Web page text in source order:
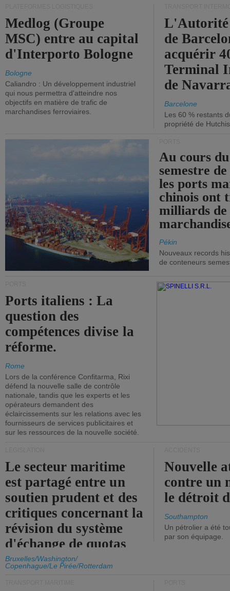
Medlog (Groupe
MSC) entre au capital
d'Interporto Bologne
Bologne
Caliandro : Un développement industriel
qui nous permettra d'atteindre nos
objectifs en matière de trafic de
marchandises ferroviaires.
de
acquérir
Terminal
de
Barcelone
Les 60 % restants
propriété de
Au cours
semestre
les ports
chinois ont
milliards de
Pékin
Nouveaux records
de conteneurs
Ports italiens : La
question des
compétences divise la
réforme.
Rome
Lors de la conférence Confitarma, Rixi
défend la nouvelle salle de contrôle
nationale, tandis que les experts et les
opérateurs demandent des
éclaircissements sur les relations avec les
fournisseurs de services publicitaires et
sur les ressources de la nouvelle société.
Le secteur maritime
est partagé entre un
soutien prudent et des
critiques concernant la
révision du système
d'échange de quotas
d'émission de l'UE.
Bruxelles/Washington/
Copenhague/Le Pirée/Rotterdam
Nouvelle
contre un
le détroit
Southampton
Un pétrolier a été
par son équipage.